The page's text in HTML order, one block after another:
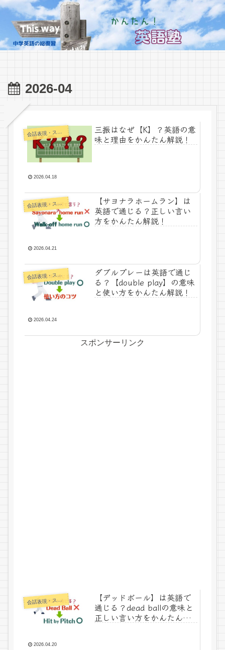
2026-04
会話表現・スラング・ことわざ
三振はなぜ【K】？英語の意
味と理由をかんたん解説！
2026.04.18
会話表現・スラング・ことわざ
【サヨナラホームラン】は
英語で通じる？正しい言い
方をかんたん解説！
2026.04.21
会話表現・スラング・ことわざ
ダブルプレーは英語で通じ
る？【double play】の意味
と使い方をかんたん解説！
2026.04.24
スポンサーリンク
会話表現・スラング・ことわざ
【デッドボール】は英語で
通じる？dead ballの意味と
正しい言い方をかんたん解
2026.04.20